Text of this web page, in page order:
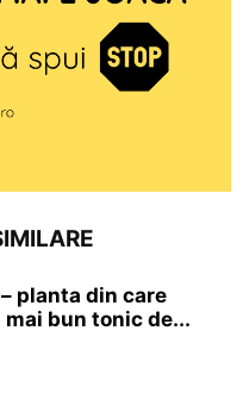
planta din care
bun tonic de...